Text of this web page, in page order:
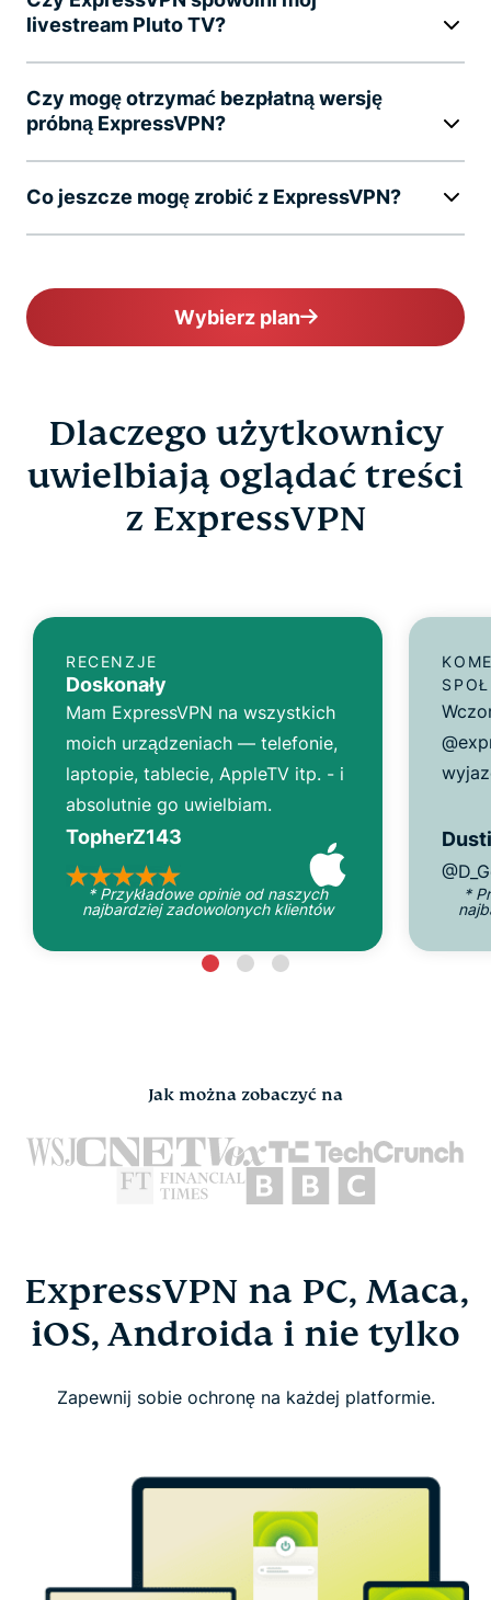
livestream Pluto TV?
Czy mogę otrzymać bezpłatną wersję
próbną ExpressVPN?
Co jeszcze mogę zrobić z ExpressVPN?
Wybierz plan
Dlaczego użytkownicy
uwielbiają oglądać treści
z ExpressVPN
RECENZJE
Doskonały
Mam ExpressVPN na wszystkich
moich urządzeniach — telefonie,
laptopie, tablecie, AppleTV itp. - i
absolutnie go uwielbiam.
TopherZ143
* Przykładowe opinie od naszych
najbardziej zadowolonych klientów
*
Jak można zobaczyć na
ExpressVPN na PC, Maca,
iOS, Androida i nie tylko
Zapewnij sobie ochronę na każdej platformie.